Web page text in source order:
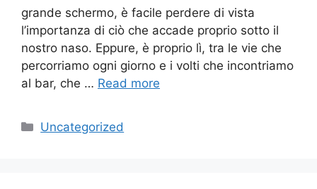
grande schermo, è facile perdere di vista
l’importanza di ciò che accade proprio sotto il
nostro naso. Eppure, è proprio lì, tra le vie che
percorriamo ogni giorno e i volti che incontriamo
al bar, che … Read more
Categories
Uncategorized